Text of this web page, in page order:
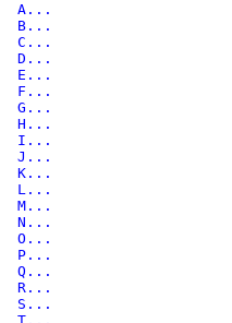
A...
B...
C...
D...
E...
F...
G...
H...
I...
J...
K...
L...
M...
N...
O...
P...
Q...
R...
S...